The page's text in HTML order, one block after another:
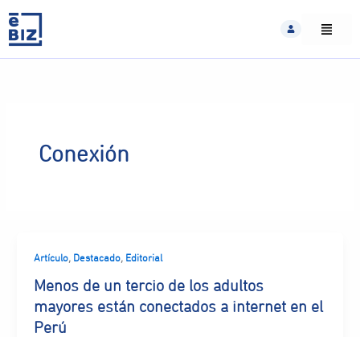
content
Conexión
Artículo, Destacado, Editorial
Menos de un tercio de los adultos
mayores están conectados a internet en el
Perú